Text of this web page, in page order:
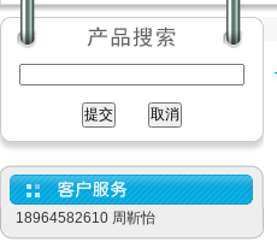
18964582610 周靳怡